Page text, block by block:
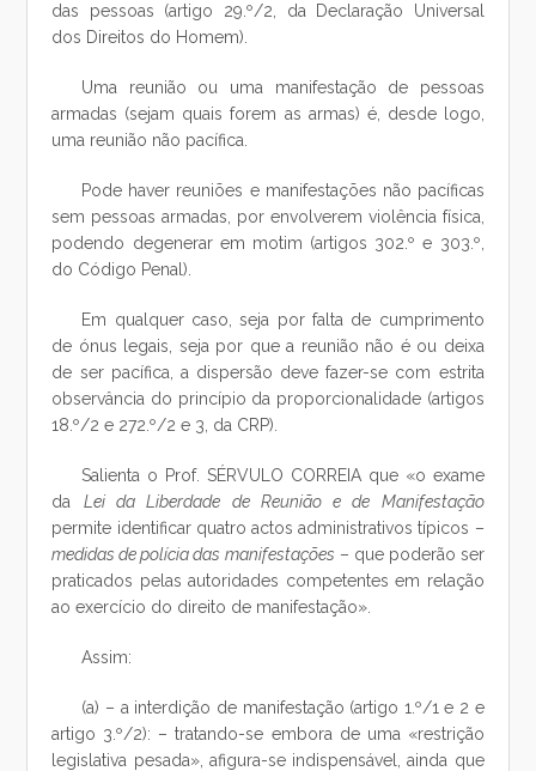
das pessoas (artigo 29.º/2, da Declaração Universal
dos Direitos do Homem).
Uma reunião ou uma manifestação de pessoas
armadas (sejam quais forem as armas) é, desde logo,
uma reunião não pacífica.
Pode haver reuniões e manifestações não pacíficas
sem pessoas armadas, por envolverem violência física,
podendo degenerar em motim (artigos 302.º e 303.º,
do Código Penal).
Em qualquer caso, seja por falta de cumprimento
de ónus legais, seja por que a reunião não é ou deixa
de ser pacífica, a dispersão deve fazer-se com estrita
observância do princípio da proporcionalidade (artigos
18.º/2 e 272.º/2 e 3, da CRP).
Salienta o Prof. SÉRVULO CORREIA que «o exame
da Lei da Liberdade de Reunião e de Manifestação
permite identificar quatro actos administrativos típicos –
medidas de polícia das manifestações – que poderão ser
praticados pelas autoridades competentes em relação
ao exercício do direito de manifestação».
Assim:
(a) – a interdição de manifestação (artigo 1.º/1 e 2 e
artigo 3.º/2): – tratando-se embora de uma «restrição
legislativa pesada», afigura-se indispensável, ainda que